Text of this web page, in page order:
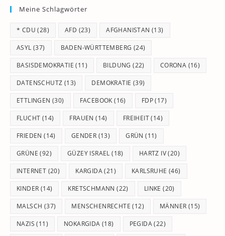
Meine Schlagwörter
* CDU (28) AFD (23) AFGHANISTAN (13)
ASYL (37) BADEN-WÜRTTEMBERG (24)
BASISDEMOKRATIE (11) BILDUNG (22) CORONA (16)
DATENSCHUTZ (13) DEMOKRATIE (39)
ETTLINGEN (30) FACEBOOK (16) FDP(17)
FLUCHT (14) FRAUEN (14) FREIHEIT(14)
FRIEDEN (14) GENDER (13) GRÜN (11)
GRÜNE (92) GÜZEY ISRAEL (18) HARTZ IV(20)
INTERNET (20) KARGIDA(21) KARLSRUHE (46)
KINDER (14) KRETSCHMANN (22) LINKE (20)
MALSCH (37) MENSCHENRECHTE (12) MÄNNER (15)
NAZIS (11) NOKARGIDA (18) PEGIDA(22)